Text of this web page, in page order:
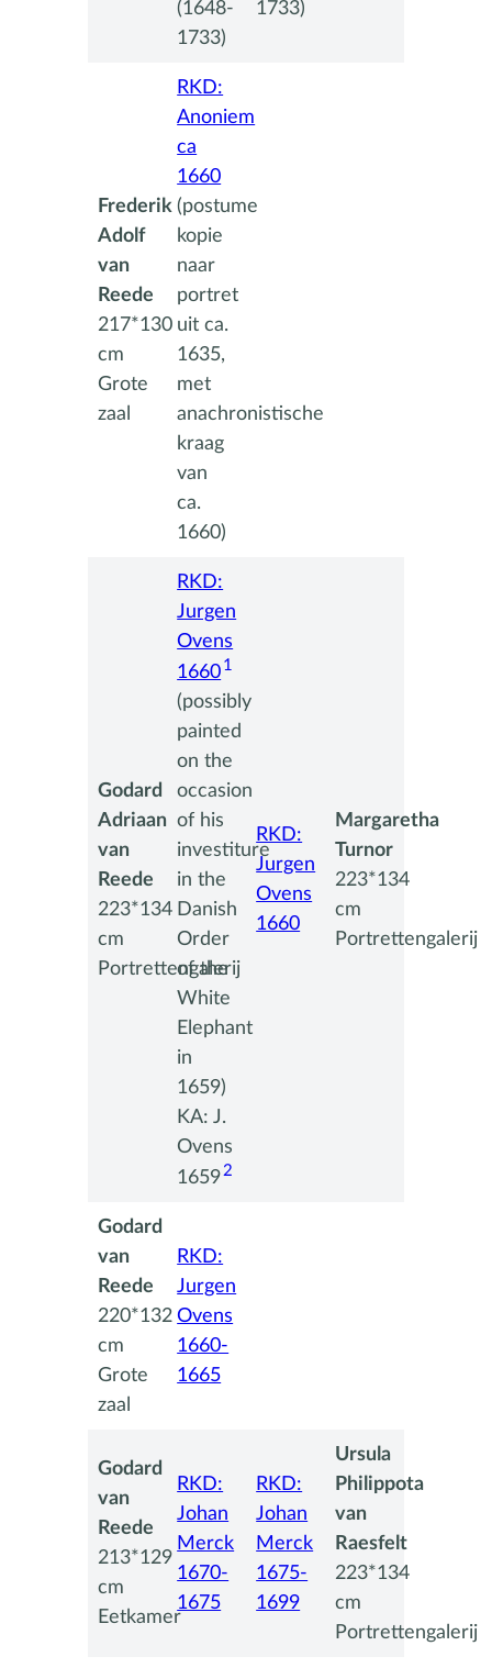
(1648-
1733)
1733)
Frederik
Adolf
van
Reede
217*130
cm
Grote
zaal
RKD:
Anoniem
ca
1660
(postume
kopie
naar
portret
uit ca.
1635,
met
anachronistische
kraag
van
ca.
1660)
Godard
Adriaan
van
Reede
223*134
cm
Portrettengalerij
RKD:
Jurgen
Ovens
1660 1
(possibly
painted
on the
occasion
of his
investiture
in the
Danish
Order
of the
White
Elephant
in
1659)
KA: J.
Ovens
1659 2
RKD:
Jurgen
Ovens
1660
Margaretha
Turnor
223*134
cm
Portrettengalerij
Godard
van
Reede
220*132
cm
Grote
zaal
RKD:
Jurgen
Ovens
1660-
1665
Godard
van
Reede
213*129
cm
Eetkamer
RKD:
Johan
Merck
1670-
1675
RKD:
Johan
Merck
1675-
1699
Ursula
Philippota
van
Raesfelt
223*134
cm
Portrettengalerij